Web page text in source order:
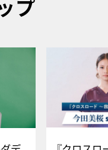
プ